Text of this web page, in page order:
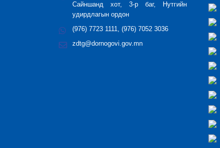
Сайншанд хот, 3-р баг, Нутгийн
удирдлагын ордон
(976) 7723 1111, (976) 7052 3036
zdtg@dornogovi.gov.mn